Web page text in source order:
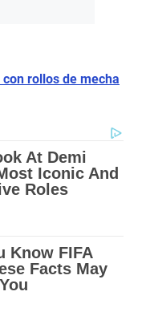
rollos de mecha